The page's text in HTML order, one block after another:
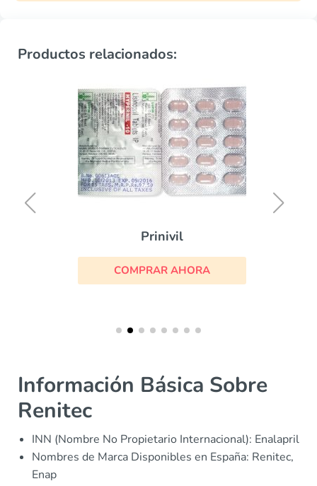
Productos relacionados:
Prinivil
COMPRAR AHORA
Información Básica Sobre
Renitec
INN (Nombre No Propietario Internacional): Enalapril
Nombres de Marca Disponibles en España: Renitec,
Enap